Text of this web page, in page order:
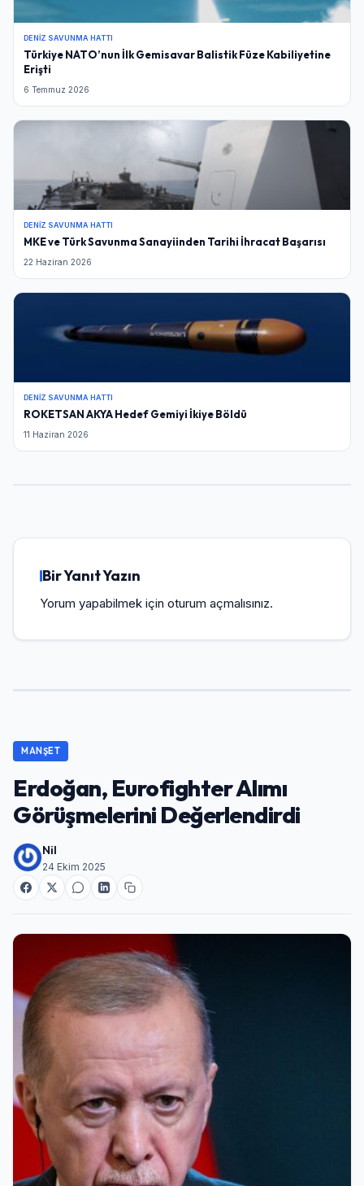
DENIZ SAVUNMA HATTI
Türkiye NATO’nun İlk Gemisavar Balistik Füze Kabiliyetine
Erişti
6 Temmuz 2026
DENIZ SAVUNMA HATTI
MKE ve Türk Savunma Sanayiinden Tarihi İhracat Başarısı
22 Haziran 2026
DENIZ SAVUNMA HATTI
ROKETSAN AKYA Hedef Gemiyi İkiye Böldü
11 Haziran 2026
Bir Yanıt Yazın
Yorum yapabilmek için oturum açmalısınız.
MANŞET
Erdoğan, Eurofighter Alımı
Görüşmelerini Değerlendirdi
Nil
24 Ekim 2025